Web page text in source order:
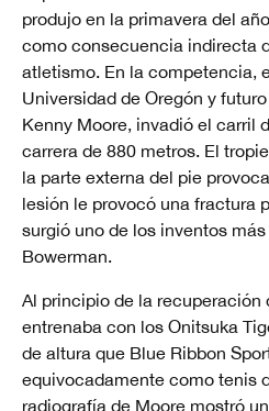
produjo en la primavera del
como consecuencia indirecta
atletismo. En la competencia,
Universidad de Oregón y
Kenny Moore, invadió el carril
carrera de 880 metros. El
la parte externa del pie
lesión le provocó una fractura
surgió uno de los inventos
Bowerman.
Al principio de la recuperación
entrenaba con los Onitsuka
de altura que Blue Ribbon
equivocadamente como tenis
radiografía de Moore mostró